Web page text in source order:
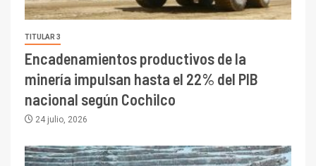
TITULAR 3
Encadenamientos productivos de la
minería impulsan hasta el 22% del PIB
nacional según Cochilco
24 julio, 2026